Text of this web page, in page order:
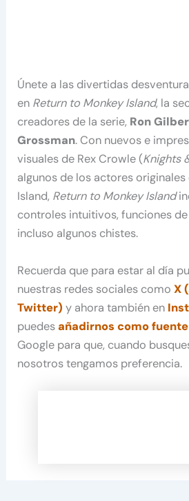
Únete a las divertidas
en Return to Monkey Island, la
creadores de la serie, Ron
Grossman. Con nuevos e
visuales de Rex Crowle (Knights
algunos de los actores originales
Island, Return to Monkey Island
controles intuitivos, funciones
incluso algunos chistes.
Recuerda que para estar al día
nuestras redes sociales comoX
Twitter) y ahora también en
puedesañadirnos como
Google para que, cuando
nosotros tengamos preferencia.